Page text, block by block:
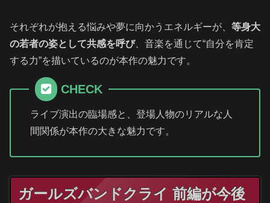
それぞれが抱える悩みや夢に向かうエネルギーが、 等身大
の若者の姿として共感を呼び、音楽を通じて“自分を肯定
する力”を描いているのが本作の魅力です。
CHECK
ライブ演出の臨場感と、登場人物のリアルな人
間関係が本作の大きな魅力です。
ガールズバンドクライ 前編が今後